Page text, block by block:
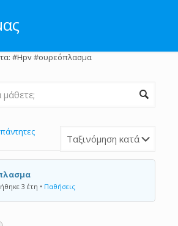
#Hpv #ουρεόπλασμα
3 έτη • Παθήσεις